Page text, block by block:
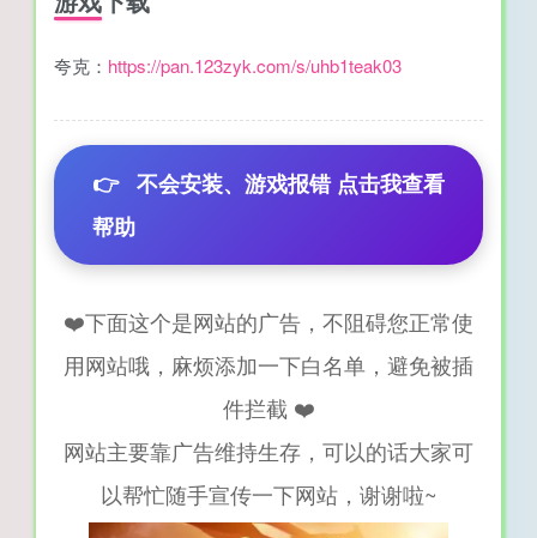
夸克： https://pan.123zyk.com/s/uhb1teak03
👉 不会安装、游戏报错 点击我查看
帮助
❤️下面这个是网站的广告，不阻碍您正常使
用网站哦，麻烦添加一下白名单，避免被插
件拦截 ❤️
网站主要靠广告维持生存，可以的话大家可
以帮忙随手宣传一下网站，谢谢啦~